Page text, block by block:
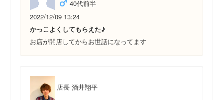
40代前半
2022/12/09 13:24
かっこよくしてもらえた♪
お店が開店してからお世話になってます
店長 酒井翔平